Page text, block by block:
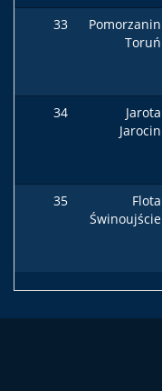
33
Pomorzanin
Toruń
34
Jarota
Jarocin
35
Flota
Świnoujście